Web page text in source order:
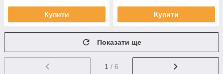
Купити Купити
Показати ще
1 / 6